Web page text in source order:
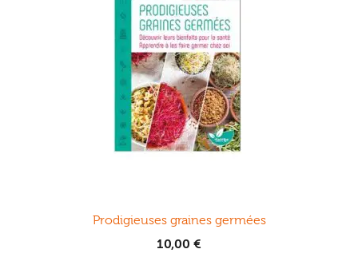
Prodigieuses graines germées
10,00 €